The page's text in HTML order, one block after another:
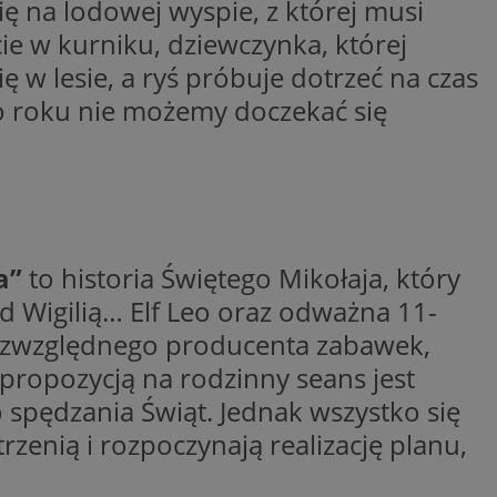
na lodowej wyspie, z której musi
w kurniku, dziewczynka, której
w lesie, a ryś próbuje dotrzeć na czas
nie możemy doczekać się
to historia Świętego Mikołaja, który
Wigilią… Elf Leo oraz odważna 11-
producenta zabawek,
na rodzinny seans jest
Świąt. Jednak wszystko się
i rozpoczynają realizację planu,
preferencji,
z regulacjami
gościa na
celów
do
- co
usługi
Jest on
i służy do
aby pomóc
widzisz w naszych
konkretnej
/
jest używany
identyfikacji
do strony
aby śledzić
użytkowników i
w